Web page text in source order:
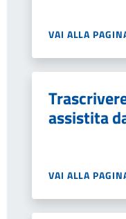
VAI ALLA
assistita
VAI ALLA